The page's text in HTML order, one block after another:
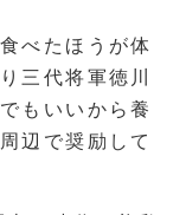
べたほうが体
三代将軍徳川
もいいから養
辺で奨励して